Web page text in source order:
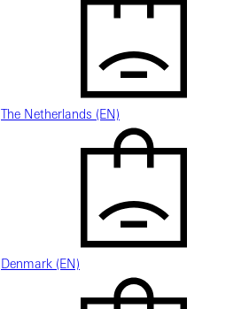
The Netherlands (EN)
Denmark (EN)